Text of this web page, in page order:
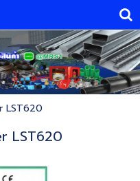
LST620
LST620